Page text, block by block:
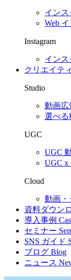
イン
Web
Instagram
イン
クリエイテ
Studio
動画広
選べる
UGC
UGC
UGC x
Cloud
動画・
資料ダウン
導入事例
セミナー
SNS ガイド
ブログ Blog
ニュース